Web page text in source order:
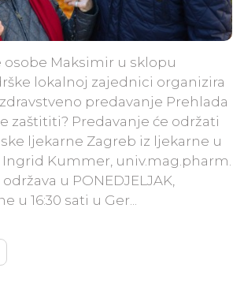
osobe Maksimir u sklopu
lokalnoj zajednici organizira
predavanje Prehlada
zaštititi? Predavanje će održati
ljekarne Zagreb iz ljekarne u
Kummer, univ.mag.pharm.
u PONEDJELJAK,
u 16:30 sati u Ger...